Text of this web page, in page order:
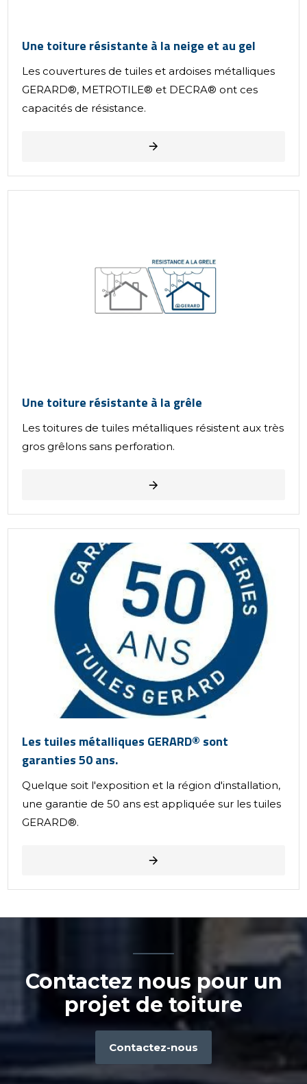
Une toiture résistante à la neige et au gel
Les couvertures de tuiles et ardoises métalliques
GERARD®, METROTILE® et DECRA® ont ces
capacités de résistance.
Une toiture résistante à la grêle
Les toitures de tuiles métalliques résistent aux très
gros grêlons sans perforation.
Les tuiles métalliques GERARD® sont
garanties 50 ans.
Quelque soit l'exposition et la région d'installation,
une garantie de 50 ans est appliquée sur les tuiles
GERARD®.
Contactez nous pour un
projet de toiture
Contactez-nous